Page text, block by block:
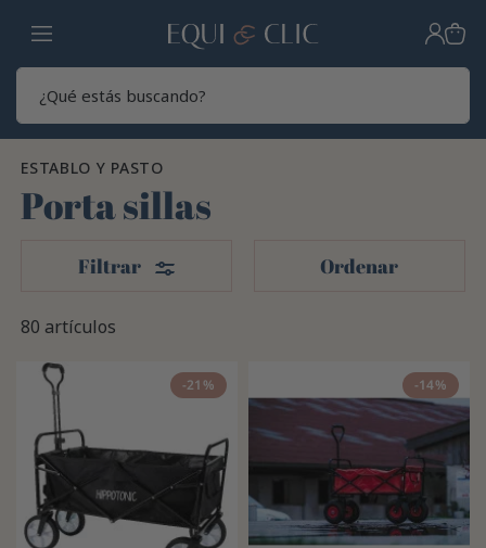
Hogar
ESTABLO Y PASTO
Porta sillas
80 artículos
Filtrar Filtros Ordenar
-21% -14%